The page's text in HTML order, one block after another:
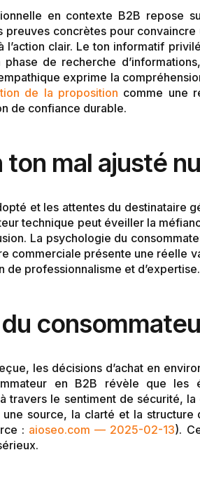
en contexte B2B repose
preuves concrètes pour
l’action clair. Le ton informatif
de recherche
exprime la
de la proposition comme une
de confiance durable.
ton mal ajusté
et les attentes du destinataire
technique peut éveiller la
La psychologie du
commerciale présente une réelle
professionnalisme et d’expertise.
les décisions d’achat en
en B2B révèle que les
travers le sentiment de sécurité,
source, la clarté et la
: aioseo.com — 2025-02-13).